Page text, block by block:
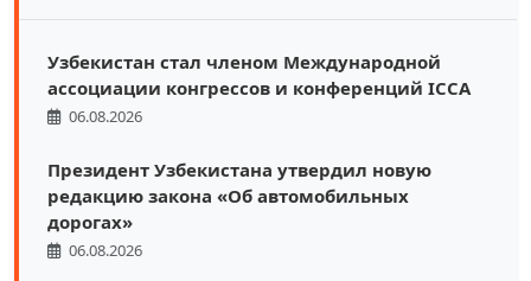
Узбекистан стал членом Международной
ассоциации конгрессов и конференций ICCA
06.08.2026
Президент Узбекистана утвердил новую
редакцию закона «Об автомобильных
дорогах»
06.08.2026